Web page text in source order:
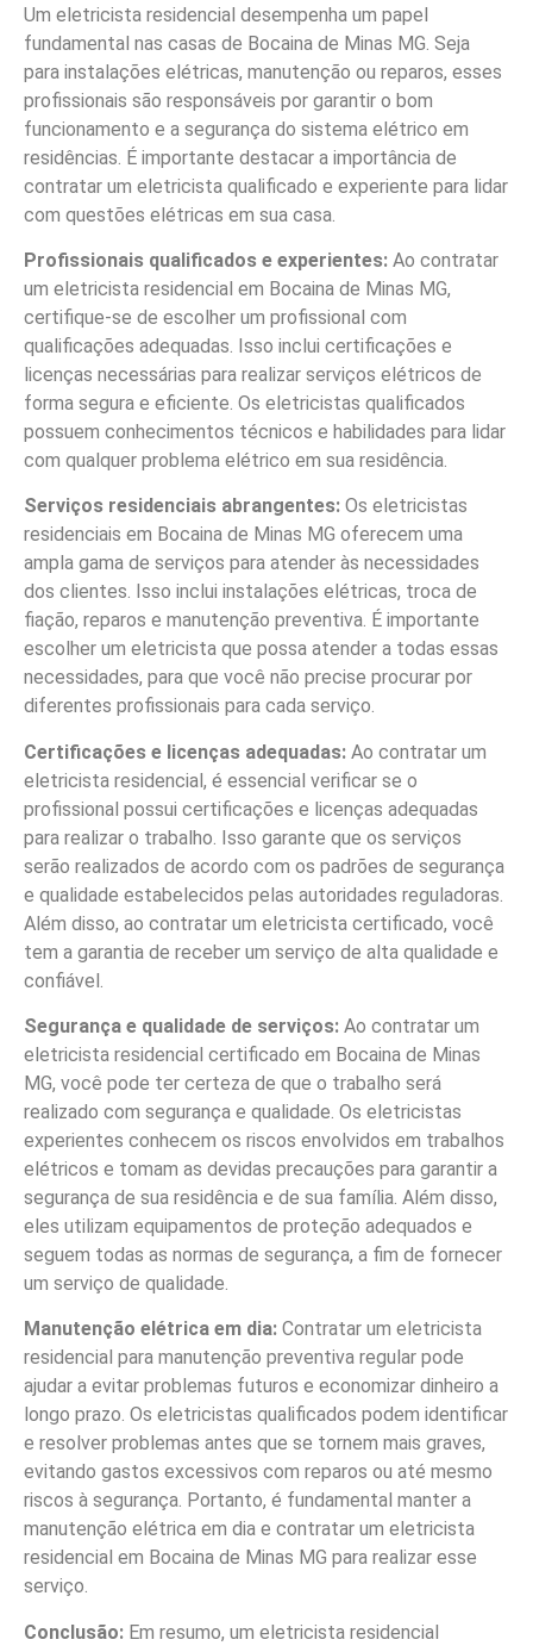
Um eletricista residencial desempenha um papel
fundamental nas casas de Bocaina de Minas MG. Seja
para instalações elétricas, manutenção ou reparos, esses
profissionais são responsáveis por garantir o bom
funcionamento e a segurança do sistema elétrico em
residências. É importante destacar a importância de
contratar um eletricista qualificado e experiente para lidar
com questões elétricas em sua casa.
Profissionais qualificados e experientes: Ao contratar
um eletricista residencial em Bocaina de Minas MG,
certifique-se de escolher um profissional com
qualificações adequadas. Isso inclui certificações e
licenças necessárias para realizar serviços elétricos de
forma segura e eficiente. Os eletricistas qualificados
possuem conhecimentos técnicos e habilidades para lidar
com qualquer problema elétrico em sua residência.
Serviços residenciais abrangentes: Os eletricistas
residenciais em Bocaina de Minas MG oferecem uma
ampla gama de serviços para atender às necessidades
dos clientes. Isso inclui instalações elétricas, troca de
fiação, reparos e manutenção preventiva. É importante
escolher um eletricista que possa atender a todas essas
necessidades, para que você não precise procurar por
diferentes profissionais para cada serviço.
Certificações e licenças adequadas: Ao contratar um
eletricista residencial, é essencial verificar se o
profissional possui certificações e licenças adequadas
para realizar o trabalho. Isso garante que os serviços
serão realizados de acordo com os padrões de segurança
e qualidade estabelecidos pelas autoridades reguladoras.
Além disso, ao contratar um eletricista certificado, você
tem a garantia de receber um serviço de alta qualidade e
confiável.
Segurança e qualidade de serviços: Ao contratar um
eletricista residencial certificado em Bocaina de Minas
MG, você pode ter certeza de que o trabalho será
realizado com segurança e qualidade. Os eletricistas
experientes conhecem os riscos envolvidos em trabalhos
elétricos e tomam as devidas precauções para garantir a
segurança de sua residência e de sua família. Além disso,
eles utilizam equipamentos de proteção adequados e
seguem todas as normas de segurança, a fim de fornecer
um serviço de qualidade.
Manutenção elétrica em dia: Contratar um eletricista
residencial para manutenção preventiva regular pode
ajudar a evitar problemas futuros e economizar dinheiro a
longo prazo. Os eletricistas qualificados podem identificar
e resolver problemas antes que se tornem mais graves,
evitando gastos excessivos com reparos ou até mesmo
riscos à segurança. Portanto, é fundamental manter a
manutenção elétrica em dia e contratar um eletricista
residencial em Bocaina de Minas MG para realizar esse
serviço.
Conclusão: Em resumo, um eletricista residencial